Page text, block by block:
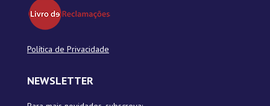
Política de Privacidade
NEWSLETTER